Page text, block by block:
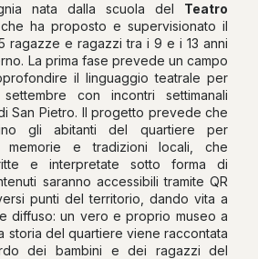
nata dalla scuola del Teatro
che ha proposto e supervisionato il
ragazze e ragazzi tra i 9 e i 13 anni
La prima fase prevede un campo
il linguaggio teatrale per
con incontri settimanali
San Pietro. Il progetto prevede che
gli abitanti del quartiere per
memorie e tradizioni locali, che
e interpretate sotto forma di
saranno accessibili tramite QR
punti del territorio, dando vita a
diffuso: un vero e proprio museo a
storia del quartiere viene raccontata
dei bambini e dei ragazzi del